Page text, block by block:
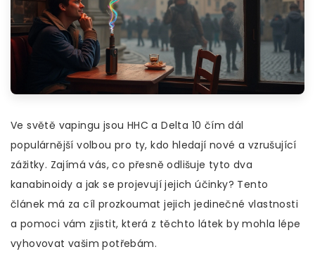
Ve světě vapingu jsou HHC a Delta 10 čím dál
populárnější volbou pro ty, kdo hledají nové a vzrušující
zážitky. Zajímá vás, co přesně odlišuje tyto dva
kanabinoidy a jak se projevují jejich účinky? Tento
článek má za cíl prozkoumat jejich jedinečné vlastnosti
a pomoci vám zjistit, která z těchto látek by mohla lépe
vyhovovat vašim potřebám.